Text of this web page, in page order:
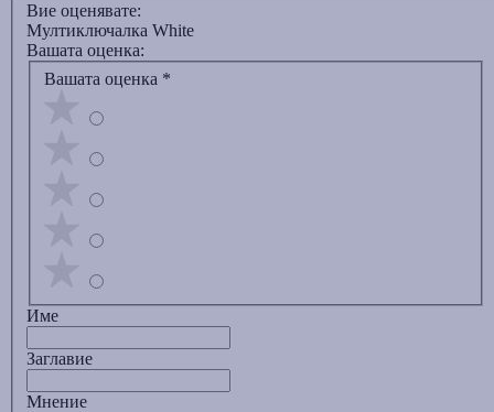
Вие оценявате:
Мултиключалка White
Вашата оценка:
Вашата оценка *
Име
Заглавиe
Мнение